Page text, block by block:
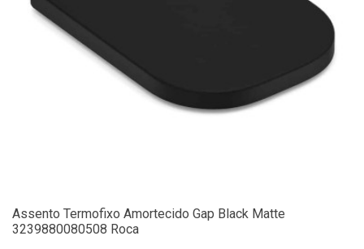
Assento Termofixo Amortecido Gap Black Matte
3239880080508 Roca